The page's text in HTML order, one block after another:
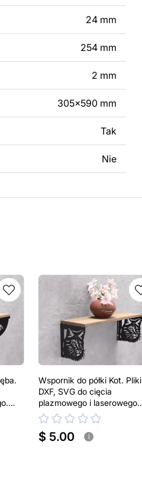
skontaktuj się z nami
24 mm
254 mm
2 mm
305x590 mm
Tak
Nie
Wspornik do półki Kot. Pliki
DXF, SVG do cięcia
plazmowego i laserowego.
Uchwyt do półki
$ 5.00 i